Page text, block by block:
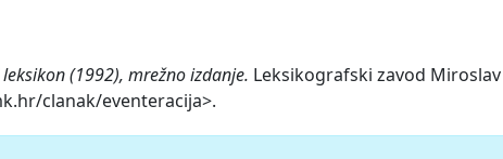
(1992), mrežno izdanje. Leksikografski zavod
clanak/eventeracija>.